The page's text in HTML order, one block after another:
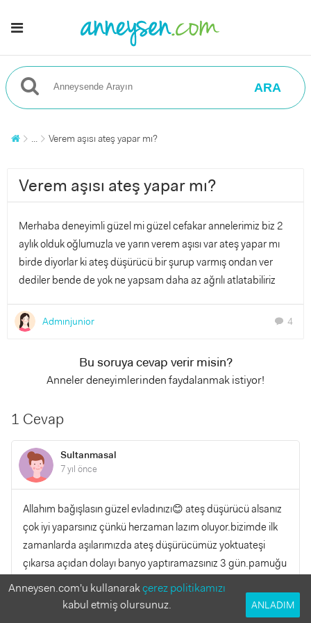
ARA
... Verem aşısı ateş yapar mı?
Verem aşısı ateş yapar mı?
Merhaba deneyimli güzel mi güzel cefakar annelerimiz biz 2
aylık olduk oğlumuzla ve yarın verem aşısı var ateş yapar mı
birde diyorlar ki ateş düşürücü bir şurup varmış ondan ver
dediler bende de yok ne yapsam daha az ağrılı atlatabiliriz
Admınjunior chat 4
Bu soruya cevap verir misin?
Anneler deneyimlerinden faydalanmak istiyor!
1 Cevap
Sultanmasal
7 yıl önce
Allahım bağışlasın güzel evladınızı😊 ateş düşürücü alsanız
çok iyi yaparsınız çünkü herzaman lazım oluyor.bizimde ilk
zamanlarda aşılarımızda ateş düşürücümüz yoktuateşi
çıkarsa açıdan dolayı banyo yaptıramazsınız 3 gün.pamuğu
ıslatın eklem yerlerini silin bide olabildiğince ince
giydirin.sürekli soğuk kompres uygulayın ayaklarına alnına
koltuk altına kol ve bacaklarında bükülen yerlere uygulayın
Anneysen.com'u kullanarakçerez politikamızı
kabul etmiş olursunuz.
ANLADIM